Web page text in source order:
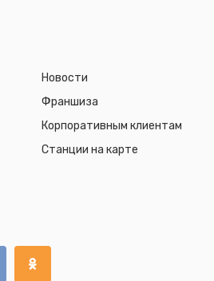
Новости
Франшиза
Корпоративным клиентам
Станции на карте